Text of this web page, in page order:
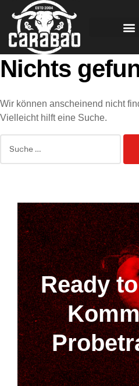
Nichts
Wir können anscheinend nicht
Vielleicht hilft eine Suche.
Ready